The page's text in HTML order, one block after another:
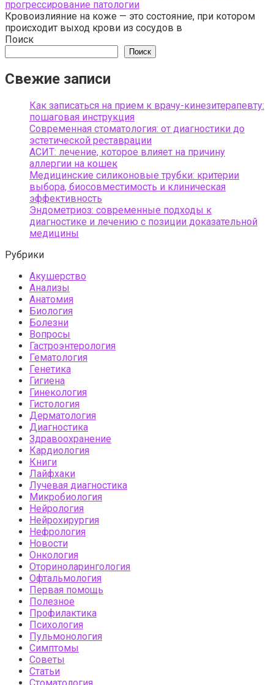
прогрессирование патологии
Кровоизлияние на коже — это состояние, при котором
происходит выход крови из сосудов в
Поиск
Поиск
Свежие записи
Как записаться на прием к врачу-кинезитерапевту:
пошаговая инструкция
Современная стоматология: от диагностики до
эстетической реставрации
АСИТ: лечение, которое влияет на причину
аллергии на кошек
Медицинские силиконовые трубки: критерии
выбора, биосовместимость и клиническая
эффективность
Эндометриоз: современные подходы к
диагностике и лечению с позиции доказательной
медицины
Рубрики
Акушерство
Анализы
Анатомия
Биология
Болезни
Вопросы
Гастроэнтерология
Гематология
Генетика
Гигиена
Гинекология
Гистология
Дерматология
Диагностика
Здравоохранение
Кардиология
Книги
Лайфхаки
Лучевая диагностика
Микробиология
Нейрология
Нейрохирургия
Нефрология
Новости
Онкология
Оториноларингология
Офтальмология
Первая помощь
Полезное
Профилактика
Психология
Пульмонология
Симптомы
Советы
Статьи